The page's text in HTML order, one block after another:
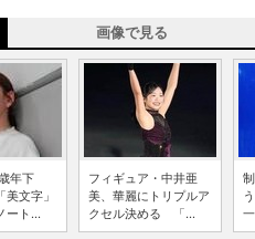
画像で見る
年下
文字」
ート...
フィギュア・中井亜
美、華麗にトリプルア
クセル決める 「...